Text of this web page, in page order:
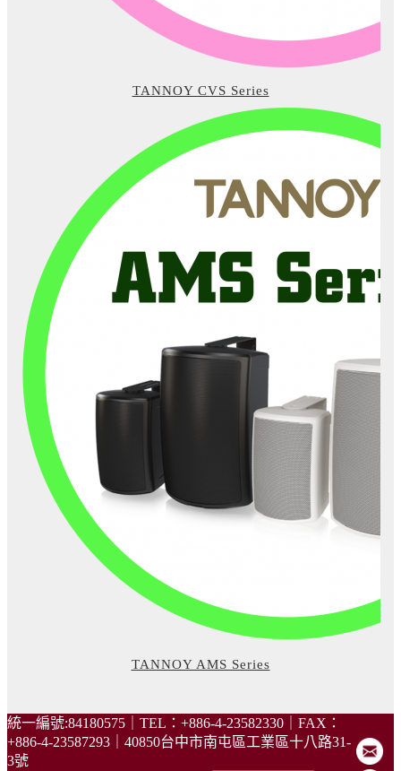
TANNOY CVS Series
TANNOY AMS Series
統一編號:84180575｜TEL：+886-4-23582330｜FAX：
+886-4-23587293｜40850台中市南屯區工業區十八路31-
3號